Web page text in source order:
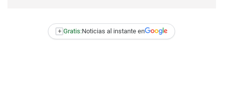
+ Gratis:Noticias al instante en